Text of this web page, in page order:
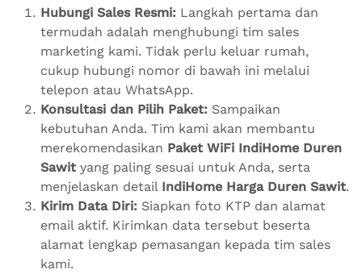
Hubungi Sales Resmi: Langkah pertama dan
termudah adalah menghubungi tim sales
marketing kami. Tidak perlu keluar rumah,
cukup hubungi nomor di bawah ini melalui
telepon atau WhatsApp.
Konsultasi dan Pilih Paket: Sampaikan
kebutuhan Anda. Tim kami akan membantu
merekomendasikan Paket WiFi IndiHome Duren
Sawit yang paling sesuai untuk Anda, serta
menjelaskan detail IndiHome Harga Duren Sawit.
Kirim Data Diri: Siapkan foto KTP dan alamat
email aktif. Kirimkan data tersebut beserta
alamat lengkap pemasangan kepada tim sales
kami.